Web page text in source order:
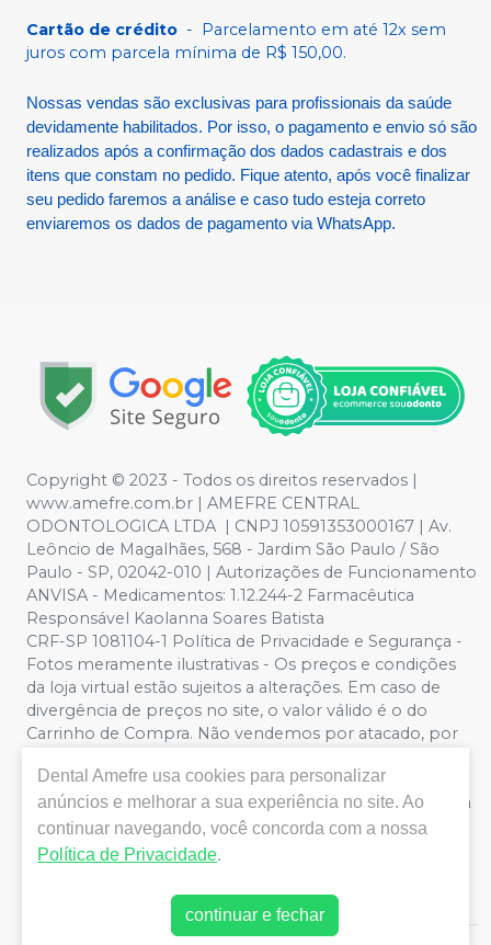
Cartão de crédito - Parcelamento em até 12x sem
juros com parcela mínima de R$ 150,00.
Nossas vendas são exclusivas para profissionais da saúde
devidamente habilitados. Por isso, o pagamento e envio só são
realizados após a confirmação dos dados cadastrais e dos
itens que constam no pedido. Fique atento, após você finalizar
seu pedido faremos a análise e caso tudo esteja correto
enviaremos os dados de pagamento via WhatsApp.
Copyright © 2023 - Todos os direitos reservados |
www.amefre.com.br | AMEFRE CENTRAL
ODONTOLOGICA LTDA | CNPJ 10591353000167 | Av.
Leôncio de Magalhães, 568 - Jardim São Paulo / São
Paulo - SP, 02042-010 | Autorizações de Funcionamento
ANVISA - Medicamentos: 1.12.244-2 Farmacêutica
Responsável Kaolanna Soares Batista
CRF-SP 1081104-1 Política de Privacidade e Segurança -
Fotos meramente ilustrativas - Os preços e condições
da loja virtual estão sujeitos a alterações. Em caso de
divergência de preços no site, o valor válido é o do
Carrinho de Compra. Não vendemos por atacado, por
de grandes volumes pelo site.Importante:Ofertas
válidas enquanto durarem os estoques. Vendas sujeitas a
análise, disponibilidade e confirmação de dados pela
Dental Amefre. CUPONS DE DESCONTO NÃO SÃO
Dental Amefre usa cookies para personalizar
anúncios e melhorar a sua experiência no site. Ao
continuar navegando, você concorda com a nossa
Política de Privacidade.
continuar e fechar